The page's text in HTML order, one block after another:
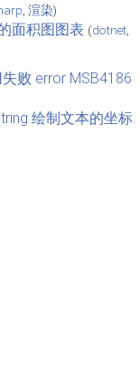
, 渲染)
面积图图表 (dotnet,
败 error MSB4186
绘制文本的坐标